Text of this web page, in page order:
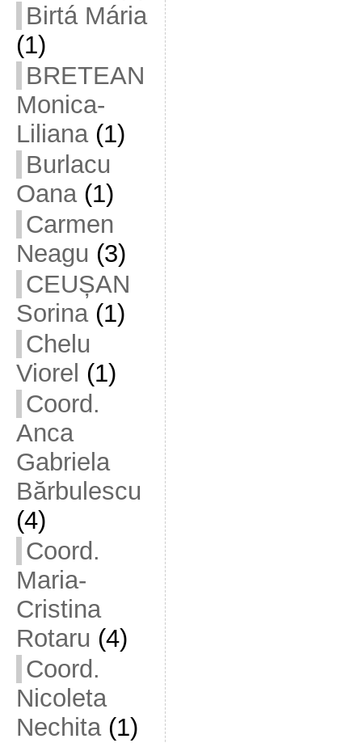
Birtá Mária
(1)
BRETEAN
Monica-
Liliana(1)
Burlacu
Oana(1)
Carmen
Neagu (3)
CEUȘAN
Sorina(1)
Chelu
Viorel (1)
Coord.
Anca
Gabriela
Bărbulescu
(4)
Coord.
Maria-
Cristina
Rotaru (4)
Coord.
Nicoleta
Nechita(1)